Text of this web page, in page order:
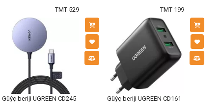
TMT 529
TMT 199
Güýç beriji UGREEN CD245 Güýç beriji UGREEN CD161